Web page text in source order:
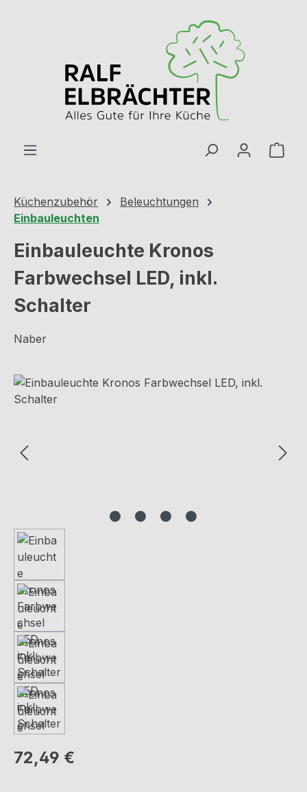
Küchenzubehör
Beleuchtungen
Einbauleuchten
Einbauleuchte Kronos
Farbwechsel LED, inkl.
Schalter
Naber
Bildergalerie überspringen
Regulärer Preis:
72,49 €